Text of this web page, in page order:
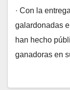
este año
· Con la
galardonadas
han hecho
ganadoras en